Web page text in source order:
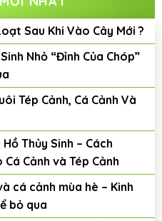
Sau Khi Vào Cây Mới ?
Nhỏ “Đỉnh Của Chóp”
Tép Cảnh, Cá Cảnh Và
Thủy Sinh – Cách
Cảnh và Tép Cảnh
cá cảnh mùa hè – Kinh
bỏ qua